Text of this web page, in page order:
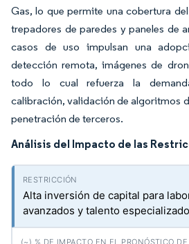
Gas, lo que permite una cobertura
trepadores de paredes y paneles de
casos de uso impulsan una
detección remota, imágenes de
todo lo cual refuerza la
calibración, validación de algoritmos
penetración de terceros.
Análisis del Impacto de las
Alta inversión de capital para
avanzados y talento especializado